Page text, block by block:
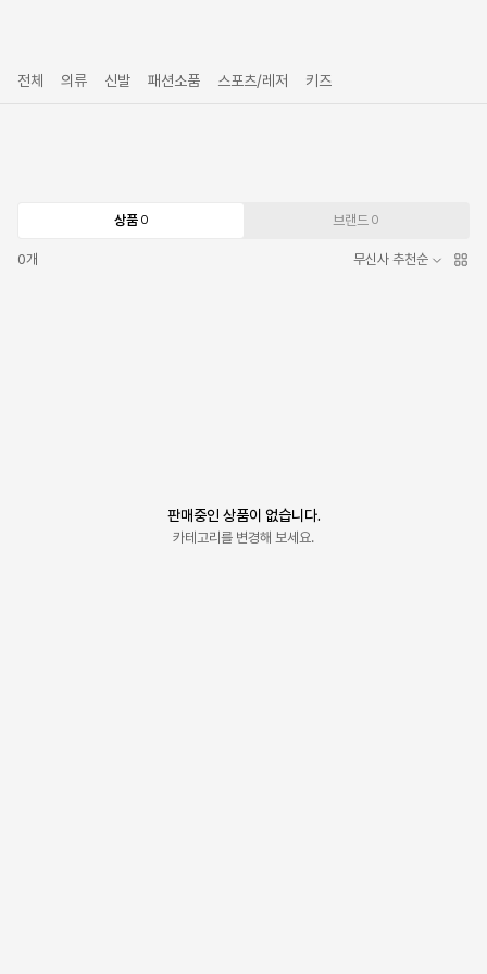
전체 의류 신발 패션소품 스포츠/레저 키즈
상품 0 브랜드 0
0개 무신사 추천순
판매중인 상품이 없습니다.
카테고리를 변경해 보세요.